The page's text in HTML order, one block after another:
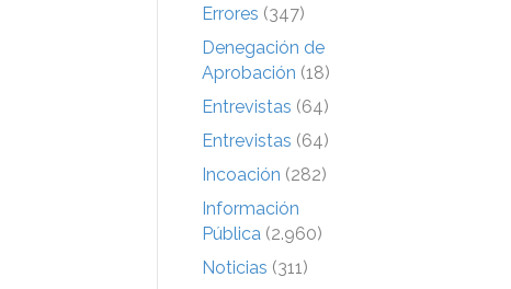
Errores (347)
Denegación de
Aprobación (18)
Entrevistas (64)
Entrevistas (64)
Incoación (282)
Información
Pública (2.960)
Noticias (311)